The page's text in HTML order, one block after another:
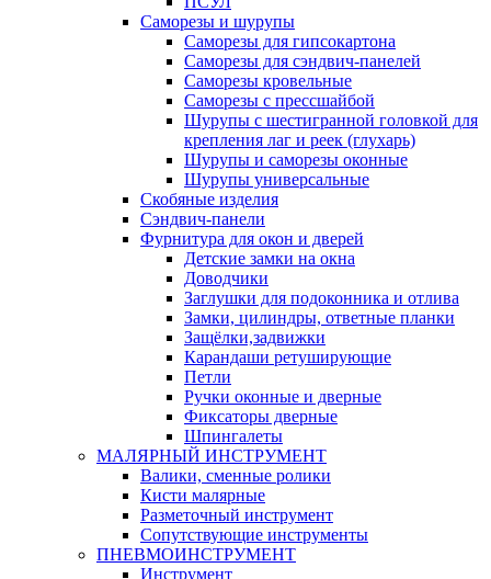
Саморезы и шурупы
Саморезы для гипсокартона
Саморезы для сэндвич-панелей
Саморезы кровельные
Саморезы с прессшайбой
Шурупы с шестигранной головкой для
крепления лаг и реек (глухарь)
Шурупы и саморезы оконные
Шурупы универсальные
Скобяные изделия
Сэндвич-панели
Фурнитура для окон и дверей
Детские замки на окна
Доводчики
Заглушки для подоконника и отлива
Замки, цилиндры, ответные планки
Защёлки,задвижки
Карандаши ретуширующие
Петли
Ручки оконные и дверные
Фиксаторы дверные
Шпингалеты
МАЛЯРНЫЙ ИНСТРУМЕНТ
Валики, сменные ролики
Кисти малярные
Разметочный инструмент
Сопутствующие инструменты
ПНЕВМОИНСТРУМЕНТ
Инструмент